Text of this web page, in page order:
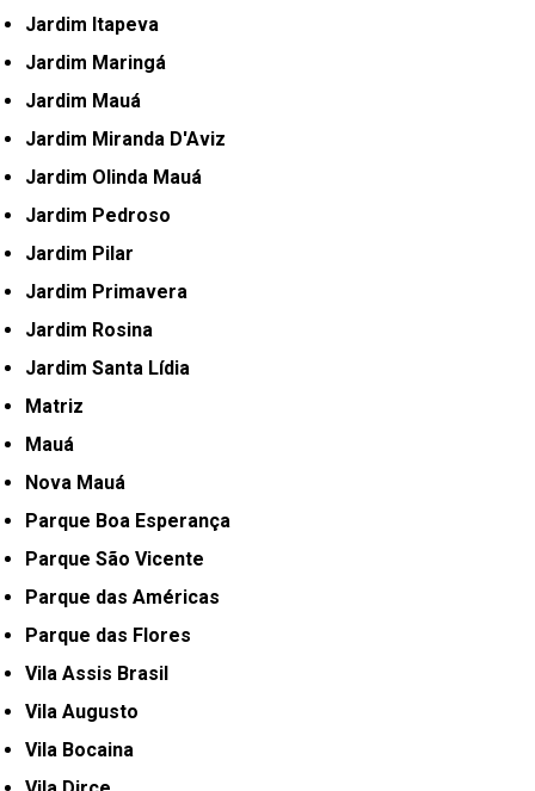
Jardim Itapeva
Jardim Maringá
Jardim Mauá
Jardim Miranda D'Aviz
Jardim Olinda Mauá
Jardim Pedroso
Jardim Pilar
Jardim Primavera
Jardim Rosina
Jardim Santa Lídia
Matriz
Mauá
Nova Mauá
Parque Boa Esperança
Parque São Vicente
Parque das Américas
Parque das Flores
Vila Assis Brasil
Vila Augusto
Vila Bocaina